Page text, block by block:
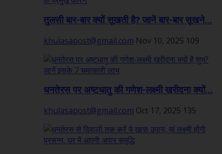
तुलसी बार-बार क्यों सूखती है? जानें बार-बार सूखने...
khulasapost@gmail.com Nov 10, 2025 109
धनतेरस पर अष्टधातु की गणेश-लक्ष्मी खरीदना क्यों...
khulasapost@gmail.com Oct 17, 2025 135